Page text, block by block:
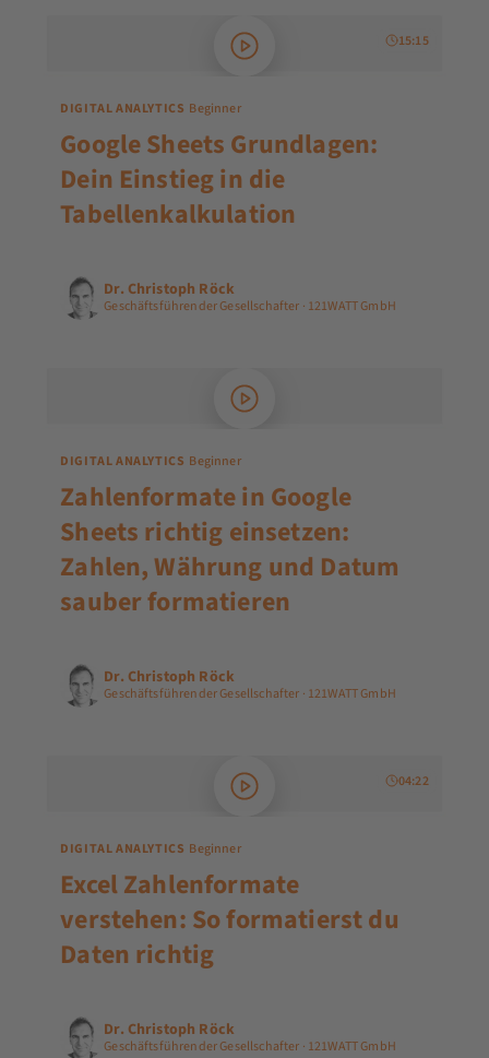
15:15
DIGITAL ANALYTICS Beginner
Google Sheets Grundlagen:
Dein Einstieg in die
Tabellenkalkulation
Dr. Christoph Röck
Geschäftsführender Gesellschafter · 121WATT GmbH
DIGITAL ANALYTICS Beginner
Zahlenformate in Google
Sheets richtig einsetzen:
Zahlen, Währung und Datum
sauber formatieren
Dr. Christoph Röck
Geschäftsführender Gesellschafter · 121WATT GmbH
04:22
DIGITAL ANALYTICS Beginner
Excel Zahlenformate
verstehen: So formatierst du
Daten richtig
Dr. Christoph Röck
Geschäftsführender Gesellschafter · 121WATT GmbH